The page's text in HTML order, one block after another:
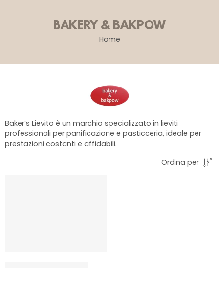
BAKERY & BAKPOW
Home
Baker’s Lievito è un marchio specializzato in lieviti
professionali per panificazione e pasticceria, ideale per
prestazioni costanti e affidabili.
Ordina per